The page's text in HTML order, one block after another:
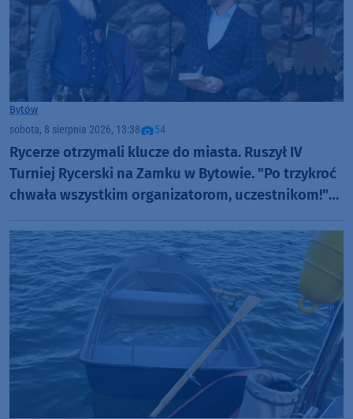
Bytów
sobota, 8 sierpnia 2026, 13:38 54
Rycerze otrzymali klucze do miasta. Ruszył IV
Turniej Rycerski na Zamku w Bytowie. "Po trzykroć
chwała wszystkim organizatorom, uczestnikom!"